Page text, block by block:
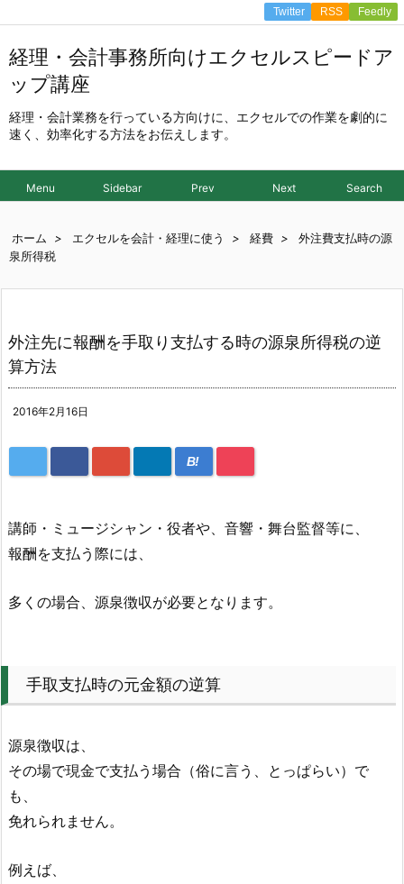
経理・会計事務所向けエクセルスピードア
ップ講座
経理・会計業務を行っている方向けに、エクセルでの作業を劇的に
速く、効率化する方法をお伝えします。
Menu Sidebar Prev Next Search
Twitter RSS Feedly
ホーム > エクセルを会計・経理に使う > 経費 >
外注費支払時の源
泉所得税
外注先に報酬を手取り支払する時の源泉所得税の逆
算方法
2016年2月16日
B!
講師・ミュージシャン・役者や、音響・舞台監督等に、
報酬を支払う際には、
多くの場合、源泉徴収が必要となります。
手取支払時の元金額の逆算
源泉徴収は、
その場で現金で支払う場合（俗に言う、とっぱらい）で
も、
免れられません。
例えば、